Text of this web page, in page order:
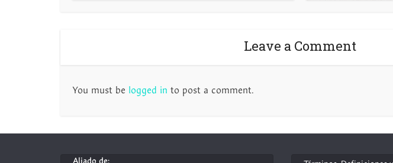
Leave a Comment
You must be logged in to post a comment.